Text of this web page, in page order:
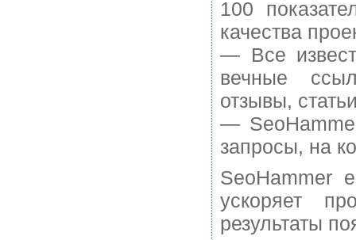
100
качества
— Все
вечные
отзывы,
—
запросы, на
SeoHammer
ускоряет
результаты